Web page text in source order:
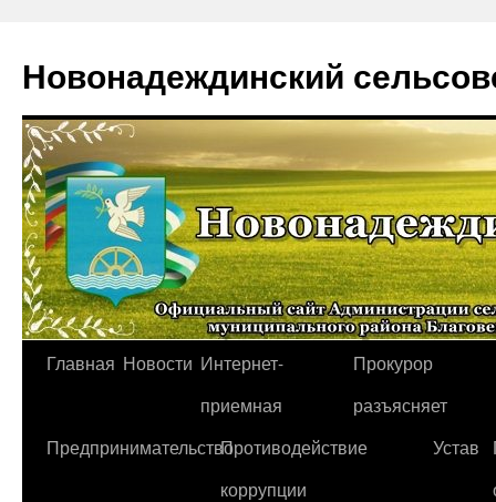
Новонадеждинский
Перейти
содержимому
Главная Новости Интернет-
приемная
Прокурор
разъясняет
ПредпринимательствоПротиводействие
коррупции
Устав